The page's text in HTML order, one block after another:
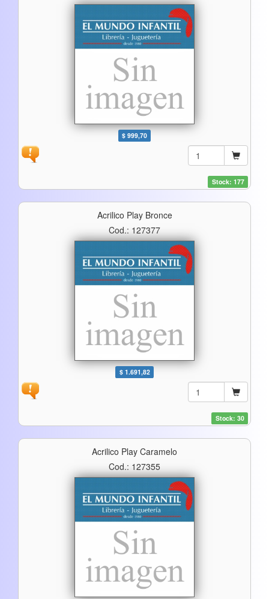
$ 999,70
Stock: 177
Acrilico Play Bronce
Cod.: 127377
$ 1.691,82
Stock: 30
Acrilico Play Caramelo
Cod.: 127355